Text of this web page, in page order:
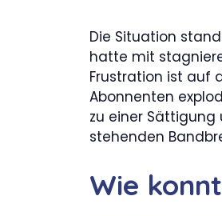
Die Situation
hatte mit
Frustration ist auf
Abonnenten
zu einer Sättigung
stehenden
Wie